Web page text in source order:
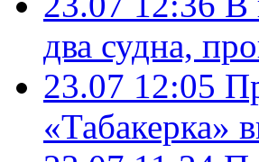
два судна,
23.07 12:05